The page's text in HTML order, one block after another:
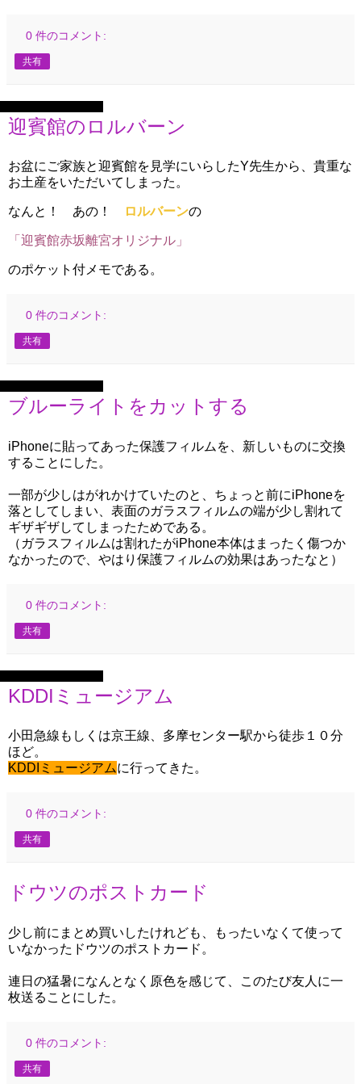
0 件のコメント:
共有
迎賓館のロルバーン
お盆にご家族と迎賓館を見学にいらしたY先生から、貴重な
お土産をいただいてしまった。
なんと！ あの！ ロルバーンの
「迎賓館赤坂離宮オリジナル」
のポケット付メモである。
0 件のコメント:
共有
ブルーライトをカットする
iPhoneに貼ってあった保護フィルムを、新しいものに交換
することにした。
一部が少しはがれかけていたのと、ちょっと前にiPhoneを
落としてしまい、表面のガラスフィルムの端が少し割れて
ギザギザしてしまったためである。
（ガラスフィルムは割れたがiPhone本体はまったく傷つか
なかったので、やはり保護フィルムの効果はあったなと）
0 件のコメント:
共有
KDDIミュージアム
小田急線もしくは京王線、多摩センター駅から徒歩１０分
ほど。
KDDIミュージアムに行ってきた。
0 件のコメント:
共有
ドウツのポストカード
少し前にまとめ買いしたけれども、もったいなくて使って
いなかったドウツのポストカード。
連日の猛暑になんとなく原色を感じて、このたび友人に一
枚送ることにした。
0 件のコメント:
共有